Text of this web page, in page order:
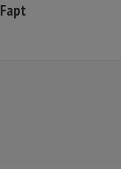
Fapt